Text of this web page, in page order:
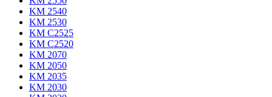
KM 2540
KM 2530
KM C2525
KM C2520
KM 2070
KM 2050
KM 2035
KM 2030